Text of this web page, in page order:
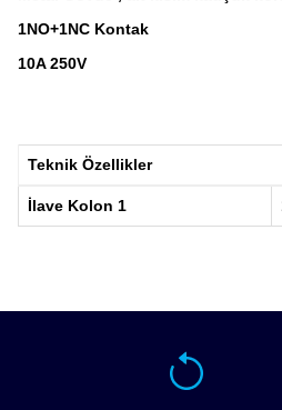
1NO+1NC Kontak
10A 250V
Teknik Özellikler
İlave Kolon 1
Bu ürünün fiyat bilgisi, resim,
Görüş ve önerileriniz için